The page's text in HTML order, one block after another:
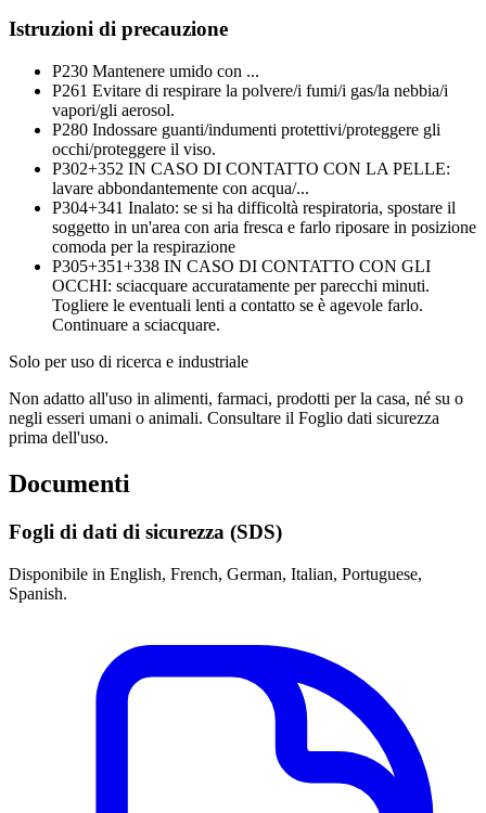
Istruzioni di precauzione
P230 Mantenere umido con ...
P261 Evitare di respirare la polvere/i fumi/i gas/la nebbia/i
vapori/gli aerosol.
P280 Indossare guanti/indumenti protettivi/proteggere gli
occhi/proteggere il viso.
P302+352 IN CASO DI CONTATTO CON LA PELLE:
lavare abbondantemente con acqua/...
P304+341 Inalato: se si ha difficoltà respiratoria, spostare il
soggetto in un'area con aria fresca e farlo riposare in posizione
comoda per la respirazione
P305+351+338 IN CASO DI CONTATTO CON GLI
OCCHI: sciacquare accuratamente per parecchi minuti.
Togliere le eventuali lenti a contatto se è agevole farlo.
Continuare a sciacquare.
Solo per uso di ricerca e industriale
Non adatto all'uso in alimenti, farmaci, prodotti per la casa, né su o
negli esseri umani o animali. Consultare il Foglio dati sicurezza
prima dell'uso.
Documenti
Fogli di dati di sicurezza (SDS)
Disponibile in English, French, German, Italian, Portuguese,
Spanish.